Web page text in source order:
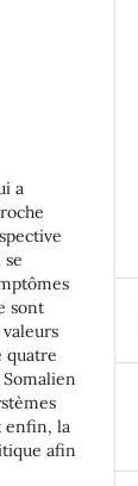
a
sont
quatre
enfin, la
afin